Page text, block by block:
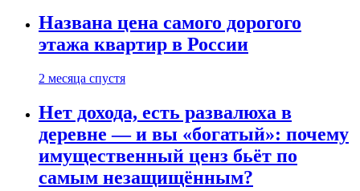
Названа цена самого дорогого
этажа квартир в России
2 месяца спустя
Нет дохода, есть развалюха в
деревне — и вы «богатый»: почему
имущественный ценз бьёт по
самым незащищённым?